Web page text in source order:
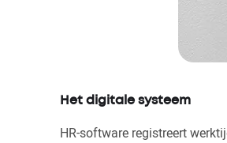
Het digitale systeem
HR-software registreert